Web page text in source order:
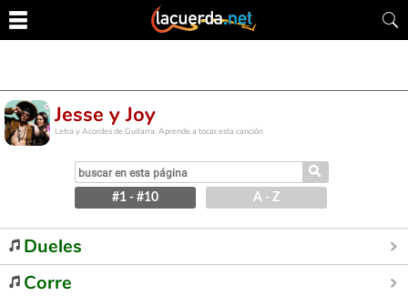
Jesse y Joy
Letra y Acordes de Guitarra. Aprende a tocar esta canción
⚲
#1 - #10 A - Z
Dueles
Corre